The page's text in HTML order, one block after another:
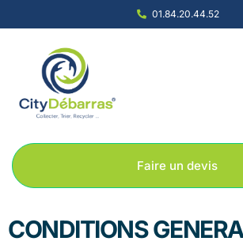
01.84.20.44.52
Faire un devis
CONDITIONS